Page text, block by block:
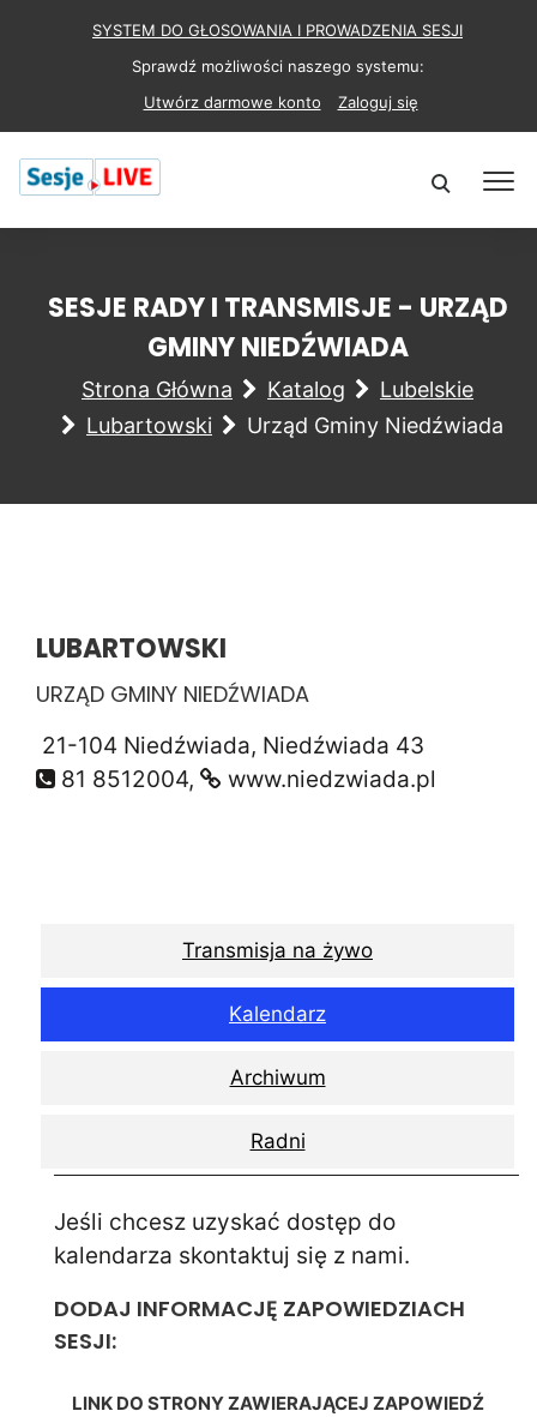
SYSTEM DO GŁOSOWANIA I PROWADZENIA SESJI
Sprawdź możliwości naszego systemu:
Utwórz darmowe konto
Zaloguj się
SESJE RADY I TRANSMISJE - URZĄD
GMINY NIEDŹWIADA
Strona Główna Katalog
Lubelskie
Lubartowski
Urząd Gminy Niedźwiada
LUBARTOWSKI
URZĄD GMINY NIEDŹWIADA
21-104 Niedźwiada, Niedźwiada 43
81 8512004,
www.niedzwiada.pl
Transmisja na żywo
Kalendarz
Archiwum
Radni
Jeśli chcesz uzyskać dostęp do
kalendarza skontaktuj się z nami.
DODAJ INFORMACJĘ ZAPOWIEDZIACH
SESJI:
LINK DO STRONY ZAWIERAJĄCEJ ZAPOWIEDŹ